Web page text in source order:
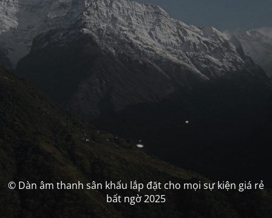
© Dàn âm thanh sân khấu lắp đặt cho mọi sự kiện giá rẻ
bất ngờ 2025